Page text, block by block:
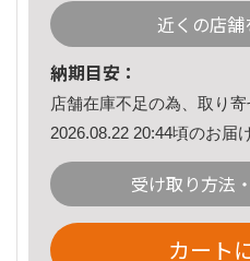
近くの店舗
納期目安：
店舗在庫不足の為、取り寄
2026.08.22 20:44頃のお届
受け取り方法
カート